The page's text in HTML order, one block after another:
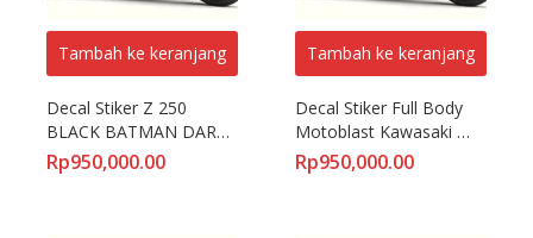
Tambah ke keranjang
Decal Stiker Z 250
BLACK BATMAN DARK
KNIGHT V1
Rp950,000.00
Tambah ke keranjang
Decal Stiker Full Body
Motoblast Kawasaki
Z250 Livery Black Dark
Knight Logo
Rp950,000.00